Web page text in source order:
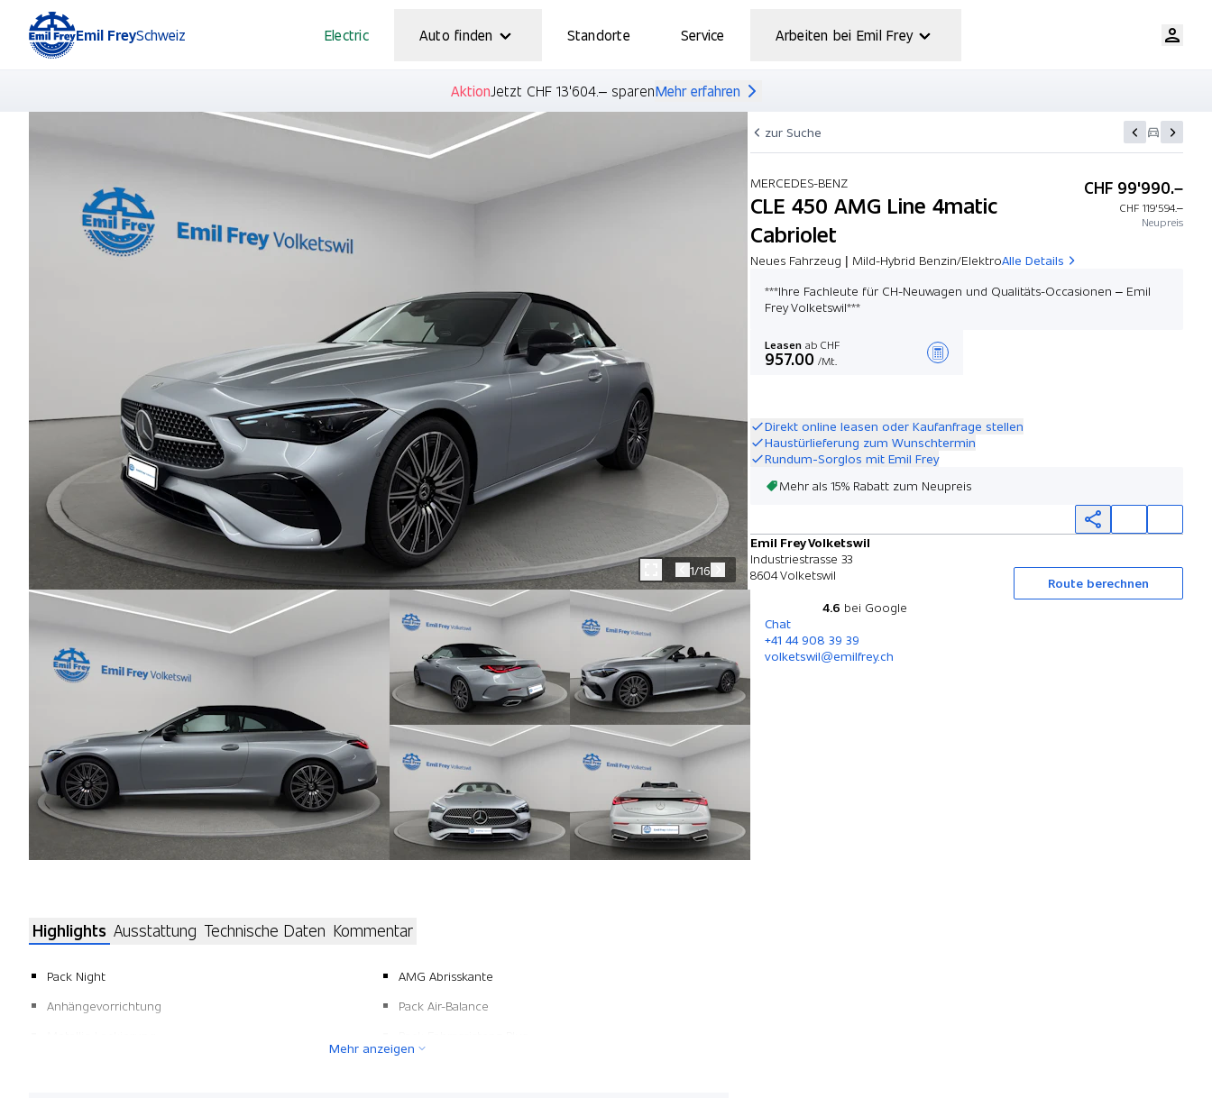
Emil FreySchweiz Electric Auto finden Standorte Service Arbeiten bei Emil Frey
AktionJetzt CHF 13'604.– sparenMehr erfahren
zur Suche
MERCEDES-BENZ
CLE 450 AMG Line 4matic
Cabriolet
Neues Fahrzeug | Mild-Hybrid Benzin/ElektroAlle Details
CHF 99'990.–
CHF 119'594.–
Neupreis
***Ihre Fachleute für CH-Neuwagen und Qualitäts-Occasionen – Emil
Frey Volketswil***
Leasen ab CHF
957.00 /Mt.
Direkt online leasen oder Kaufanfrage stellen
Haustürlieferung zum Wunschtermin
Rundum-Sorglos mit Emil Frey
Mehr als 15% Rabatt zum Neupreis
Emil Frey Volketswil
Industriestrasse 33
8604 Volketswil
Route berechnen
4.6 bei Google
Chat
+41 44 908 39 39
volketswil@emilfrey.ch
1/16
Highlights Ausstattung Technische Daten Kommentar
Pack Night
Anhängevorrichtung
AMG Abrisskante
Pack Air-Balance
Mehr anzeigen